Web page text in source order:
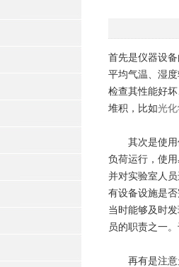
首先是仪器设
平均气温、湿
检查其性能好
堆积，比如光
其次是使用仪
负荷运行，使
并对实验室人
有设备设施是
当时能够及时
员的职责之一
再有是注意天